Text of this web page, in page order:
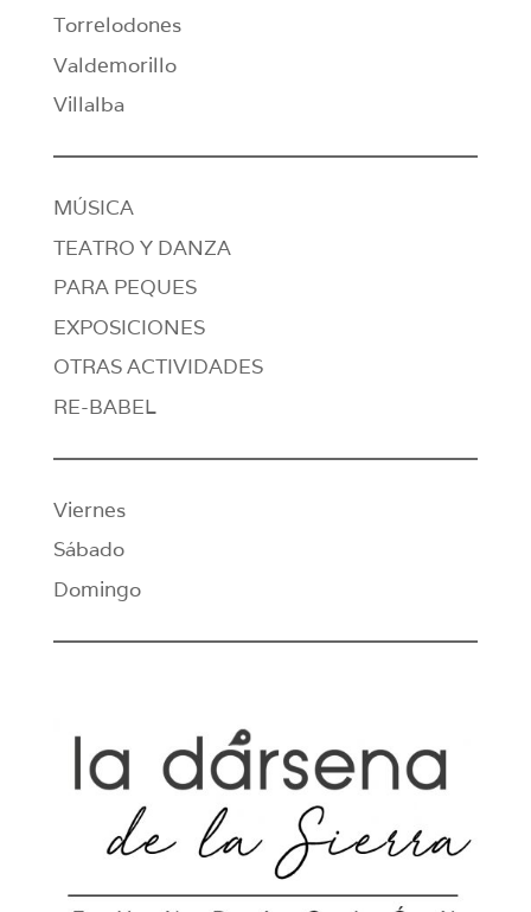
Torrelodones
Valdemorillo
Villalba
MÚSICA
TEATRO Y DANZA
PARA PEQUES
EXPOSICIONES
OTRAS ACTIVIDADES
RE-BABEL
Viernes
Sábado
Domingo